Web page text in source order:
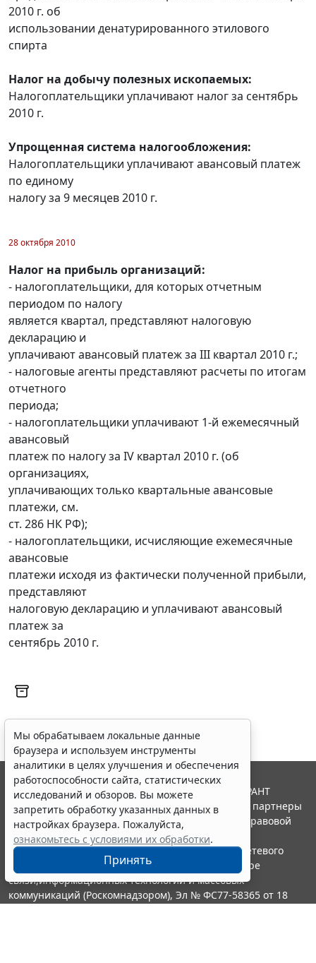
2010 г. об
использовании денатурированного этилового
спирта
Налог на добычу полезных ископаемых:
Налогоплательщики уплачивают налог за сентябрь
2010 г.
Упрощенная система налогообложения:
Налогоплательщики уплачивают авансовый платеж
по единому
налогу за 9 месяцев 2010 г.
28 октября 2010
Налог на прибыль организаций:
- налогоплательщики, для которых отчетным
периодом по налогу
является квартал, представляют налоговую
декларацию и
уплачивают авансовый платеж за III квартал 2010 г.;
- налоговые агенты представляют расчеты по итогам
отчетного
периода;
- налогоплательщики уплачивают 1-й ежемесячный
авансовый
платеж по налогу за IV квартал 2010 г. (об
организациях,
уплачивающих только квартальные авансовые
платежи, см.
ст. 286 НК РФ);
- налогоплательщики, исчисляющие ежемесячные
авансовые
платежи исходя из фактически полученной прибыли,
представляют
налоговую декларацию и уплачивают авансовый
платеж за
сентябрь 2010 г.
Мы обрабатываем локальные данные
браузера и используем инструменты
аналитики в целях улучшения и обеспечения
работоспособности сайта, статистических
исследований и обзоров. Вы можете
запретить обработку указанных данных в
настройках браузера. Пожалуйста,
ознакомьтесь с условиями их обработки.
Принять
© ООО "НПП "ГАРАНТ-СЕРВИС", 2026. Система ГАРАНТ
выпускается с 1990 года. Компания "Гарант" и ее партнеры
являются участниками Российской ассоциации правовой
информации ГАРАНТ.
Портал ГАРАНТ.РУ зарегистрирован в качестве сетевого
издания Федеральной службой по надзору в сфере
связи,информационных технологий и массовых
коммуникаций (Роскомнадзором), Эл № ФС77-58365 от 18